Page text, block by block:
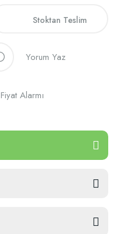
Stoktan Teslim
Yorum Yaz
Fiyat Alarmı